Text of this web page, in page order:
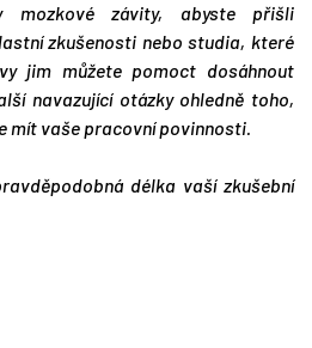
mozkové závity, abyste přišli
zkušenosti nebo studia, které
jim můžete pomoct dosáhnout
navazující otázky ohledně toho,
mít vaše pracovní povinnosti.
délka vaší zkušební